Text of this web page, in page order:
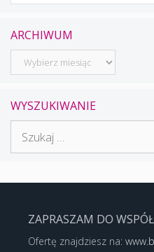
ARCHIWUM
Archiwum
WYSZUKIWANIE
ZAPRASZAM DO
Ofertę znajdziesz na: